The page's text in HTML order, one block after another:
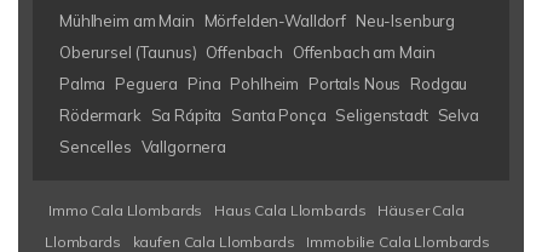
Mühlheim am Main
Mörfelden-Walldorf Neu-Isenburg
Oberursel (Taunus) Offenbach
Offenbach am Main
Palma
Peguera Pina Pohlheim Portals Nous
Rodgau
Rödermark
Sa Rápita Santa Ponça Seligenstadt Selva
Sencelles Vallgornera
Immo Cala Llombards Haus Cala Llombards
Häuser Cala
Llombards
kaufen Cala Llombards
Immobilie Cala Llombards